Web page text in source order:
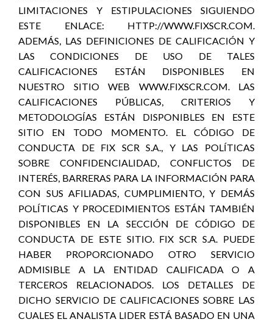
LIMITACIONES Y ESTIPULACIONES SIGUIENDO
ESTE ENLACE: HTTP://WWW.FIXSCR.COM.
ADEMÁS, LAS DEFINICIONES DE CALIFICACIÓN Y
LAS CONDICIONES DE USO DE TALES
CALIFICACIONES ESTÁN DISPONIBLES EN
NUESTRO SITIO WEB WWW.FIXSCR.COM. LAS
CALIFICACIONES PÚBLICAS, CRITERIOS Y
METODOLOGÍAS ESTÁN DISPONIBLES EN ESTE
SITIO EN TODO MOMENTO. EL CÓDIGO DE
CONDUCTA DE FIX SCR S.A., Y LAS POLÍTICAS
SOBRE CONFIDENCIALIDAD, CONFLICTOS DE
INTERÉS, BARRERAS PARA LA INFORMACIÓN PARA
CON SUS AFILIADAS, CUMPLIMIENTO, Y DEMÁS
POLÍTICAS Y PROCEDIMIENTOS ESTÁN TAMBIÉN
DISPONIBLES EN LA SECCIÓN DE CÓDIGO DE
CONDUCTA DE ESTE SITIO. FIX SCR S.A. PUEDE
HABER PROPORCIONADO OTRO SERVICIO
ADMISIBLE A LA ENTIDAD CALIFICADA O A
TERCEROS RELACIONADOS. LOS DETALLES DE
DICHO SERVICIO DE CALIFICACIONES SOBRE LAS
CUALES EL ANALISTA LIDER ESTÁ BASADO EN UNA